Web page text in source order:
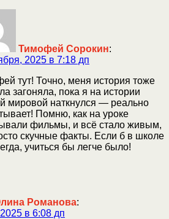
Тимофей Сорокин:
2025 в 7:18 дп
тут! Точно, меня история тоже
загоняла, пока я на истории
мировой наткнулся — реально
Помню, как на уроке
фильмы, и всё стало живым,
скучные факты. Если б в школе
учиться бы легче было!
Романова:
в 6:08 дп